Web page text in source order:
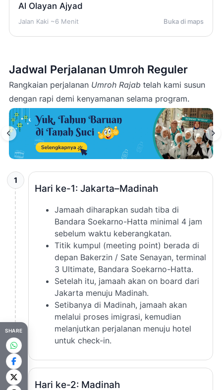
Al Olayan Ajyad
Jalan Kaki ~6 Menit Buka di maps
Jadwal Perjalanan Umroh Reguler
Rangkaian perjalanan Umroh Rajab telah kami susun
dengan rapi demi kenyamanan selama program.
1
Hari ke-1: Jakarta–Madinah
Jamaah diharapkan sudah tiba di
Bandara Soekarno-Hatta minimal 4 jam
sebelum waktu keberangkatan.
Titik kumpul (meeting point) berada di
depan Bakerzin / Sate Senayan, terminal
3 Ultimate, Bandara Soekarno-Hatta.
Setelah itu, jamaah akan on board dari
Jakarta menuju Madinah.
Setibanya di Madinah, jamaah akan
melalui proses imigrasi, kemudian
melanjutkan perjalanan menuju hotel
untuk check-in.
2
Hari ke-2: Madinah
SHARE